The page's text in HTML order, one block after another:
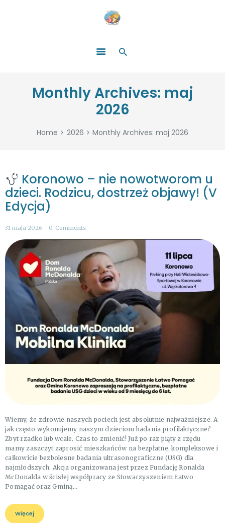
Monthly Archives: maj
2026
Home 2026 Monthly Archives: maj 2026
ZOSTAŃ DARCZYŃCĄ!
WYDARZENIA
PARTNERZY
Koronowo – nie nowotworom u
dzieci. Rodzicu, dostrzeż objawy! (V
Edycja)
31 maja 2026 0 Comments
Wiemy, że zdrowie naszych pociech jest absolutnie najważniejsze. A
jak często wykonujemy naszym dzieciom badania profilaktyczne?
Zbyt rzadko lub wcale. Czas to zmienić! Już po raz piąty z rzędu
mamy zaszczyt zaprosić mieszkańców na bezpłatne, kompleksowe i
całkowicie bezbolesne badania ultrasonograficzne (USG) dla
najmłodszych. Akcja organizowana jest przez Fundację Ronalda
McDonalda w ścisłej współpracy ze Stowarzyszeniem Łatwo
Pomagać oraz Gminą…
Więcej